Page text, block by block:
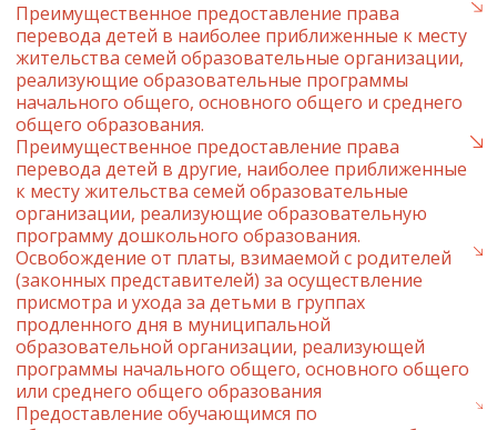
Преимущественное предоставление права
перевода детей в наиболее приближенные к месту
жительства семей образовательные организации,
реализующие образовательные программы
начального общего, основного общего и среднего
общего образования.
Преимущественное предоставление права
перевода детей в другие, наиболее приближенные
к месту жительства семей образовательные
организации, реализующие образовательную
программу дошкольного образования.
Освобождение от платы, взимаемой с родителей
(законных представителей) за осуществление
присмотра и ухода за детьми в группах
продленного дня в муниципальной
образовательной организации, реализующей
программы начального общего, основного общего
или среднего общего образования
Предоставление обучающимся по